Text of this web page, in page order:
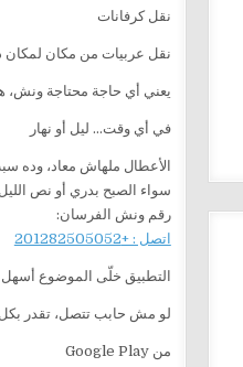
نقل كرفانات
نقل عربيات من مكان لمكان
يعني أي حاجة محتاجة ونش،
في أي وقت… ليل أو نهار
الأعطال ملهاش معاد، وده
سواء الصبح بدري أو نص
رقم ونش الفرسان:
اتصل : +201282505052
التطبيق خلّى الموضوع أسهل
لو مش حابب تتصل، تقدر
من Google Play